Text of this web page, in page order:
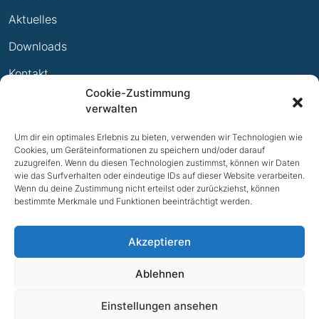
Cookie-Zustimmung
verwalten
Um dir ein optimales Erlebnis zu bieten, verwenden wir Technologien wie
Cookies, um Geräteinformationen zu speichern und/oder darauf
zuzugreifen. Wenn du diesen Technologien zustimmst, können wir Daten
wie das Surfverhalten oder eindeutige IDs auf dieser Website verarbeiten.
Wenn du deine Zustimmung nicht erteilst oder zurückziehst, können
bestimmte Merkmale und Funktionen beeinträchtigt werden.
Akzeptieren
Ablehnen
Einstellungen ansehen
Ewige Erfolge
Mitglied werden
Aktuelles
Downloads
Kontakt